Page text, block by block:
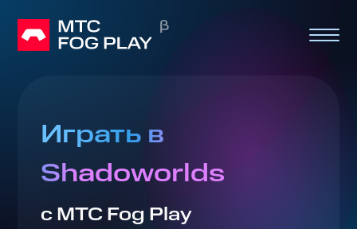
Играть в
Shadoworlds
с МТС Fog Play